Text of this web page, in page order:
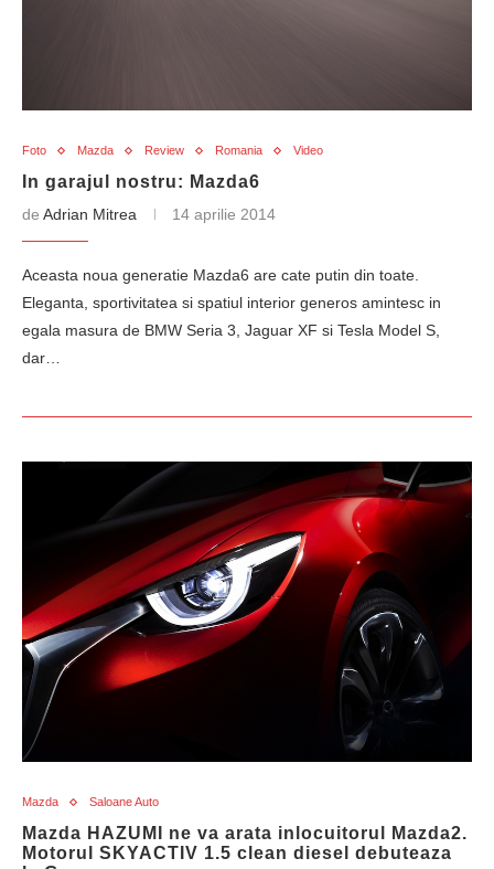
Foto Mazda Review Romania Video
In garajul nostru: Mazda6
de Adrian Mitrea 14 aprilie 2014
Aceasta noua generatie Mazda6 are cate putin din toate.
Eleganta, sportivitatea si spatiul interior generos amintesc in
egala masura de BMW Seria 3, Jaguar XF si Tesla Model S,
dar…
Mazda Saloane Auto
Mazda HAZUMI ne va arata inlocuitorul Mazda2.
Motorul SKYACTIV 1.5 clean diesel debuteaza